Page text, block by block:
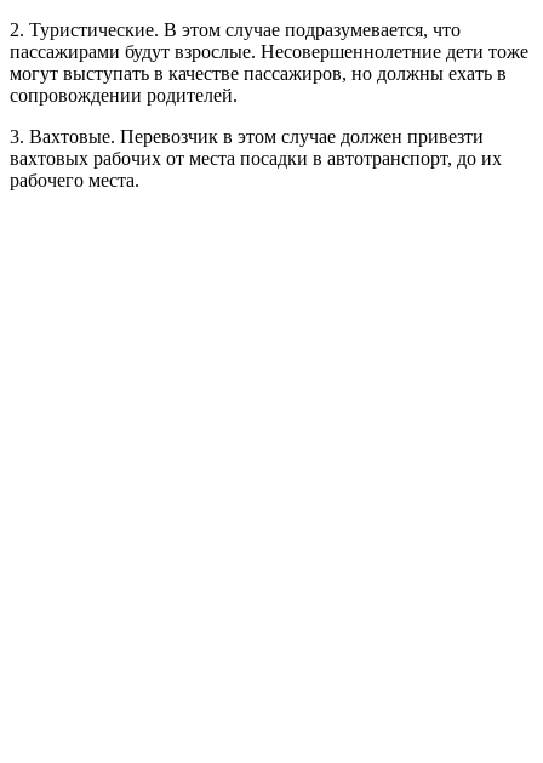
2. Туристические. В этом случае подразумевается, что
пассажирами будут взрослые. Несовершеннолетние дети тоже
могут выступать в качестве пассажиров, но должны ехать в
сопровождении родителей.
3. Вахтовые. Перевозчик в этом случае должен привезти
вахтовых рабочих от места посадки в автотранспорт, до их
рабочего места.